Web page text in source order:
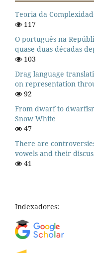
Teoria da
117
O português na
quase duas décadas
103
Drag language
on representation
92
From dwarf to
Snow White
47
There are
vowels and their
41
Indexadores: